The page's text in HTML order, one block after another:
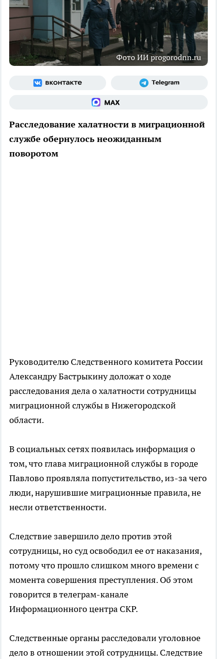
Фото ИИ progorodnn.ru
Расследование халатности в миграционной
службе обернулось неожиданным
поворотом
Руководителю Следственного комитета России
Александру Бастрыкину доложат о ходе
расследования дела о халатности сотрудницы
миграционной службы в Нижегородской
области.
В социальных сетях появилась информация о
том, что глава миграционной службы в городе
Павлово проявляла попустительство, из-за чего
люди, нарушившие миграционные правила, не
несли ответственности.
Следствие завершило дело против этой
сотрудницы, но суд освободил ее от наказания,
потому что прошло слишком много времени с
момента совершения преступления. Об этом
говорится в телеграм-канале
Информационного центра СКР.
Следственные органы расследовали уголовное
дело в отношении этой сотрудницы. Следствие